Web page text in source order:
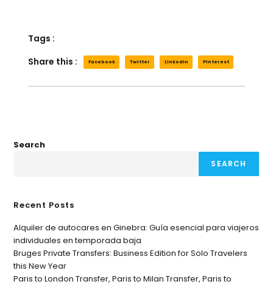
Tags :
Share this :
Facebook Twitter LinkedIn Pinterest
Search
SEARCH
Recent Posts
Alquiler de autocares en Ginebra: Guía esencial para viajeros
individuales en temporada baja
Bruges Private Transfers: Business Edition for Solo Travelers
this New Year
Paris to London Transfer, Paris to Milan Transfer, Paris to